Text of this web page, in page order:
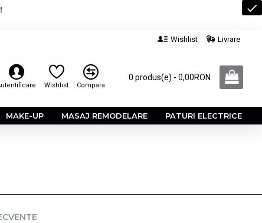
Wishlist Livrare
Wishlist Compara
0 produs(e) - 0,00RON
MAKE-UP MASAJ REMODELARE PATURI ELECTRICE